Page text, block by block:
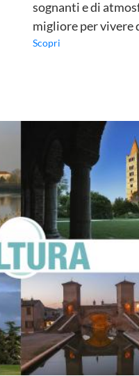
sognanti e di
migliore per vivere
Scopri